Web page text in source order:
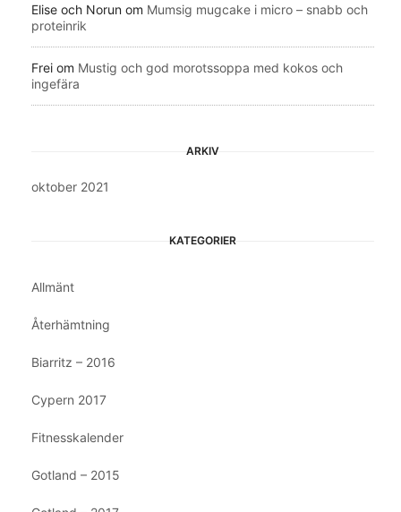
Elise och Norun om Mumsig mugcake i micro – snabb och
proteinrik
Frei om Mustig och god morotssoppa med kokos och
ingefära
ARKIV
oktober 2021
KATEGORIER
Allmänt
Återhämtning
Biarritz – 2016
Cypern 2017
Fitnesskalender
Gotland – 2015